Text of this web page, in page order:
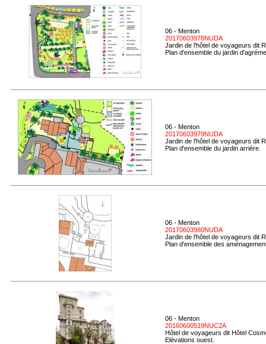
06 - Menton
20170603978NUDA
Jardin de l'hôtel de voyageurs dit
Plan d'ensemble du jardin
06 - Menton
20170603979NUDA
Jardin de l'hôtel de voyageurs dit
Plan d'ensemble du jardin arrière.
06 - Menton
20170603980NUDA
Jardin de l'hôtel de voyageurs dit
Plan d'ensemble des
06 - Menton
20160600519NUC2A
Hôtel de voyageurs dit Hôtel
Elévations ouest.